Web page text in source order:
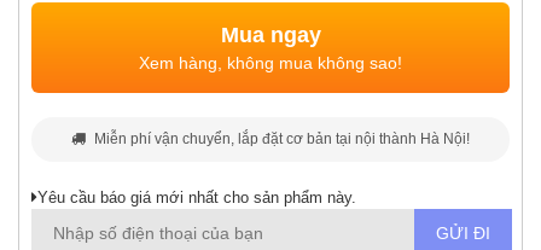
Mua ngay
Xem hàng, không mua không sao!
Miễn phí vận chuyển, lắp đặt cơ bản tại nội thành Hà Nội!
Yêu cầu báo giá mới nhất cho sản phẩm này.